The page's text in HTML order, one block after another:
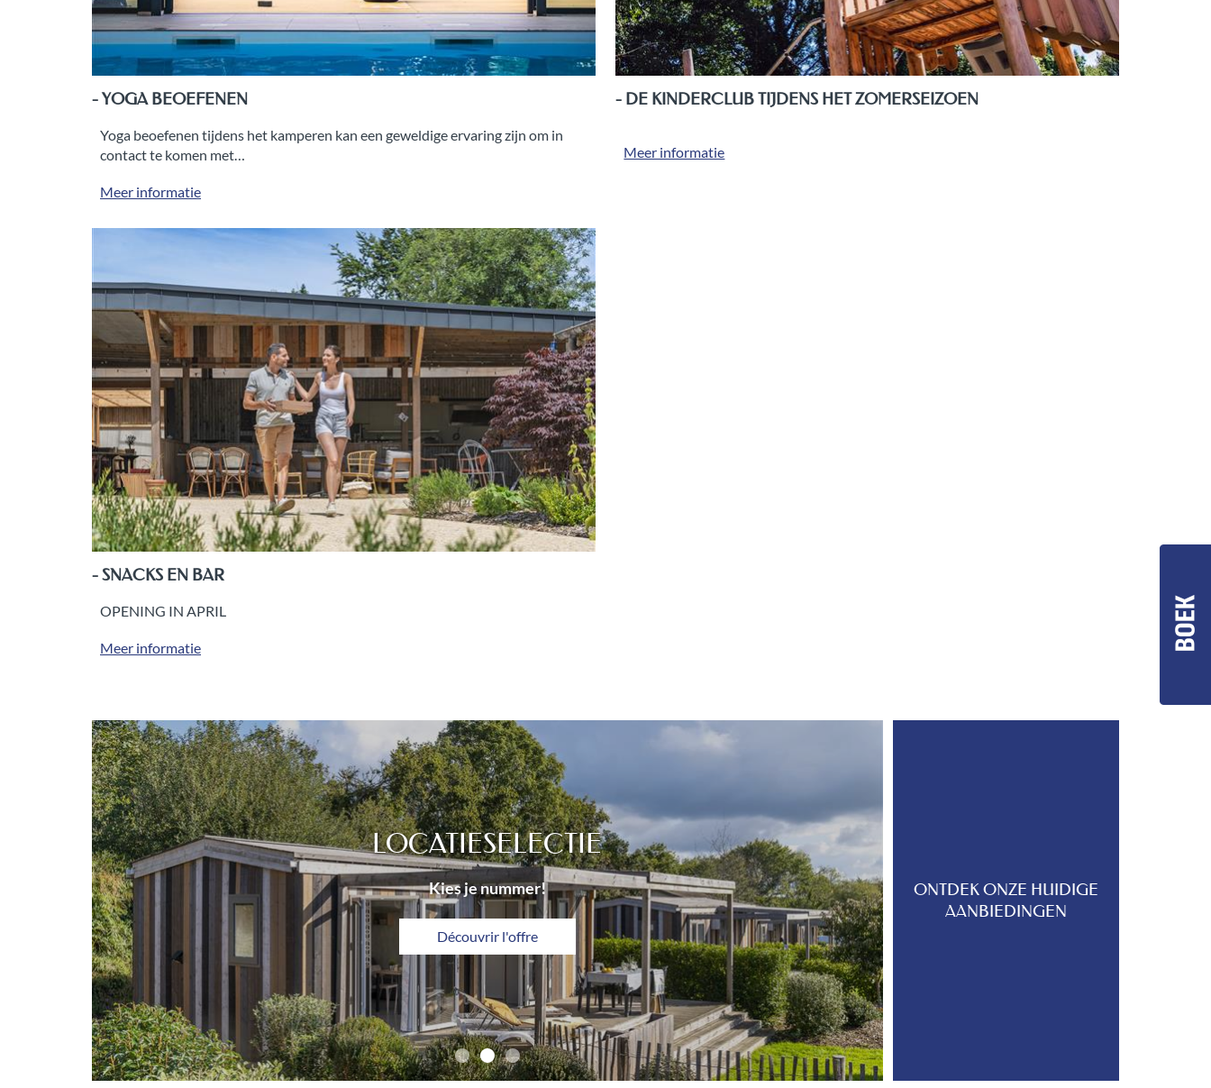
- YOGA BEOEFENEN
Yoga beoefenen tijdens het kamperen kan een geweldige ervaring zijn om in
contact te komen met…
Meer informatie
- DE KINDERCLUB TIJDENS HET ZOMERSEIZOEN
Meer informatie
- SNACKS EN BAR
OPENING IN APRIL
Meer informatie
ONTDEK ONZE HUIDIGE
AANBIEDINGEN
HUISDIERVRIENDELIJKE CAMPING IN
PERROS GUIREC AAN DE ROZE
GRANIETKUST
Wil je de ontdekking van de Roze Granietkust delen met je trouwe
metgezel? Droomt u van een vakantie aan de Roze Granietkust met uw
trouwe viervoeter? Zoek dan niet verder…
Découvrir l'offre